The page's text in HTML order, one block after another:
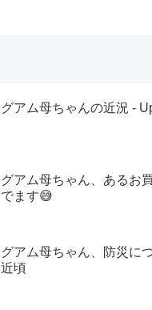
グアム母ちゃんの近況 -
グアム母ちゃん、あるお
でます😅
グアム母ちゃん、防災に
近頃